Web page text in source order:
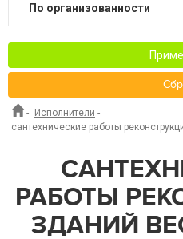
по организованности
- Исполнители -
сантехнические работы
РАБОТЫ
ЗДАНИЙ